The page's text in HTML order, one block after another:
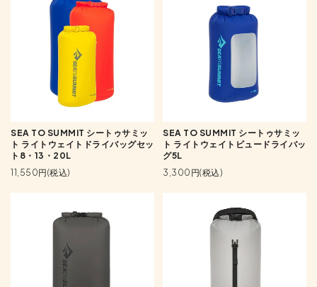
SEA TO SUMMIT シートゥサミッ
ト ライトウェイトドライバッグセッ
ト8・13・20L
11,550円(税込)
SEA TO SUMMIT シートゥサミッ
ト ライトウェイトビュードライバッ
グ5L
3,300円(税込)